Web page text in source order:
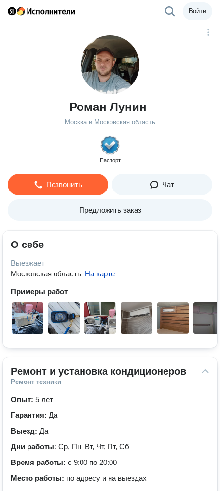
Войти
Роман Лунин
Москва и Московская область
Паспорт
Позвонить Чат
Предложить заказ
О себе
Выезжает
Московская область. На карте
Примеры работ
Ремонт и установка кондиционеров
Ремонт техники
Опыт: 5 лет
Гарантия: Да
Выезд: Да
Дни работы: Ср, Пн, Вт, Чт, Пт, Сб
Время работы: с 9:00 по 20:00
Место работы: по адресу и на выездах